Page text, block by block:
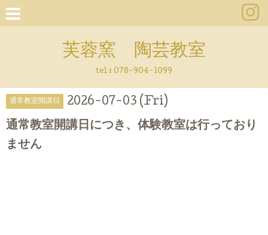
芙蓉窯 陶芸教室
tel : 078-904-1099
通常教室開講日 2026-07-03 (Fri)
通常教室開講日につき、体験教室は行っており
ません